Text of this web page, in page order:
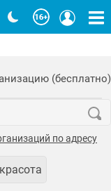
(бесплатно)
по адресу